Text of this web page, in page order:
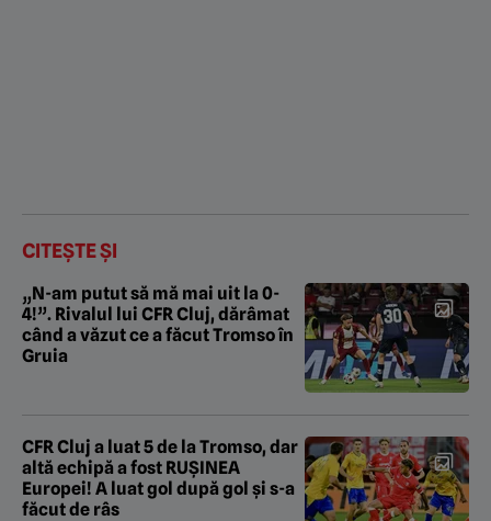
CITEȘTE ȘI
„N-am putut să mă mai uit la 0-
4!”. Rivalul lui CFR Cluj, dărâmat
când a văzut ce a făcut Tromso în
Gruia
CFR Cluj a luat 5 de la Tromso, dar
altă echipă a fost RUȘINEA
Europei! A luat gol după gol și s-a
făcut de râs